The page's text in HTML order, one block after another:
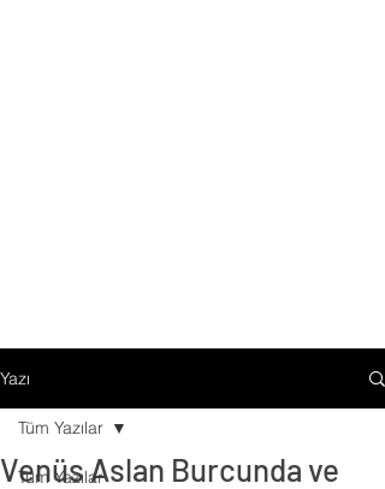
Yazı
Tüm Yazılar
Tüm Yazılar
Venüs Aslan Burcunda ve